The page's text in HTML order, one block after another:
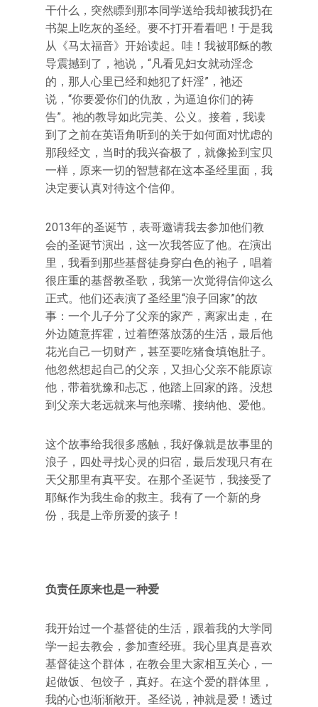
干什么，突然瞟到那本同学送给我却被我扔在
书架上吃灰的圣经。要不打开看看吧！于是我
从《马太福音》开始读起。哇！我被耶稣的教
导震撼到了，祂说，“凡看见妇女就动淫念
的，那人心里已经和她犯了奸淫”，祂还
说，“你要爱你们的仇敌，为逼迫你们的祷
告”。祂的教导如此完美、公义。接着，我读
到了之前在英语角听到的关于如何面对忧虑的
那段经文，当时的我兴奋极了，就像捡到宝贝
一样，原来一切的智慧都在这本圣经里面，我
决定要认真对待这个信仰。
2013年的圣诞节，表哥邀请我去参加他们教
会的圣诞节演出，这一次我答应了他。在演出
里，我看到那些基督徒身穿白色的袍子，唱着
很庄重的基督教圣歌，我第一次觉得信仰这么
正式。他们还表演了圣经里“浪子回家”的故
事：一个儿子分了父亲的家产，离家出走，在
外边随意挥霍，过着堕落放荡的生活，最后他
花光自己一切财产，甚至要吃猪食填饱肚子。
他忽然想起自己的父亲，又担心父亲不能原谅
他，带着犹豫和忐忑，他踏上回家的路。没想
到父亲大老远就来与他亲嘴、接纳他、爱他。
这个故事给我很多感触，我好像就是故事里的
浪子，四处寻找心灵的归宿，最后发现只有在
天父那里有真平安。在那个圣诞节，我接受了
耶稣作为我生命的救主。我有了一个新的身
份，我是上帝所爱的孩子！
负责任原来也是一种爱
我开始过一个基督徒的生活，跟着我的大学同
学一起去教会，参加查经班。我心里真是喜欢
基督徒这个群体，在教会里大家相互关心，一
起做饭、包饺子，真好。在这个爱的群体里，
我的心也渐渐敞开。圣经说，神就是爱！透过